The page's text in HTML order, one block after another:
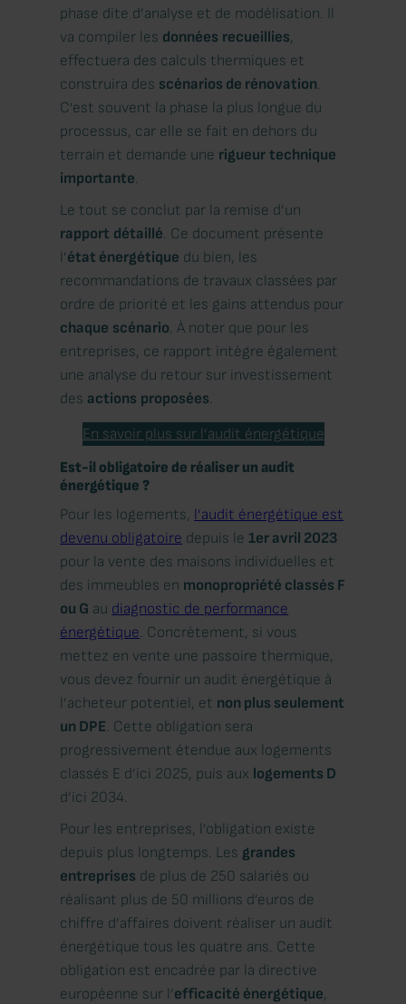
phase dite d’analyse et de modélisation. Il
va compiler les données recueillies,
effectuera des calculs thermiques et
construira des scénarios de rénovation.
C’est souvent la phase la plus longue du
processus, car elle se fait en dehors du
terrain et demande une rigueur technique
importante.
Le tout se conclut par la remise d’un
rapport détaillé. Ce document présente
l’état énergétique du bien, les
recommandations de travaux classées par
ordre de priorité et les gains attendus pour
chaque scénario. À noter que pour les
entreprises, ce rapport intègre également
une analyse du retour sur investissement
des actions proposées.
En savoir plus sur l’audit énergétique
Est-il obligatoire de réaliser un audit
énergétique ?
Pour les logements, l’audit énergétique est
devenu obligatoire depuis le 1er avril 2023
pour la vente des maisons individuelles et
des immeubles en monopropriété classés F
ou G au diagnostic de performance
énergétique. Concrètement, si vous
mettez en vente une passoire thermique,
vous devez fournir un audit énergétique à
l’acheteur potentiel, et non plus seulement
un DPE. Cette obligation sera
progressivement étendue aux logements
classés E d’ici 2025, puis aux logements D
d’ici 2034.
Pour les entreprises, l’obligation existe
depuis plus longtemps. Les grandes
entreprises de plus de 250 salariés ou
réalisant plus de 50 millions d’euros de
chiffre d’affaires doivent réaliser un audit
énergétique tous les quatre ans. Cette
obligation est encadrée par la directive
européenne sur l’efficacité énergétique,